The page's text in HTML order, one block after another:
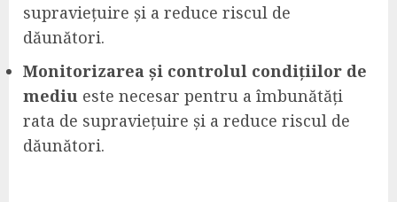
supraviețuire și a reduce riscul de
dăunători.
Monitorizarea și controlul condițiilor de
mediu este necesar pentru a îmbunătăți
rata de supraviețuire și a reduce riscul de
dăunători.